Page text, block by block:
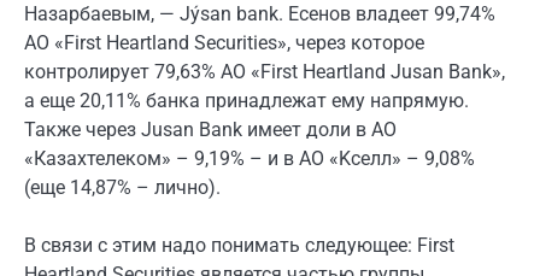
Назарбаевым, — Jýsan bank. Есенов владеет 99,74%
АО «First Heartland Securities», через которое
контролирует 79,63% АО «First Heartland Jusan Bank»,
а еще 20,11% банка принадлежат ему напрямую.
Также через Jusan Bank имеет доли в АО
«Казахтелеком» – 9,19% – и в АО «Kceлл» – 9,08%
(еще 14,87% – лично).
В связи с этим надо понимать следующее: First